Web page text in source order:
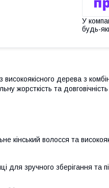
У
будь-
дерева з
жорсткість та
кінський волосся та
для зручного зберігання та